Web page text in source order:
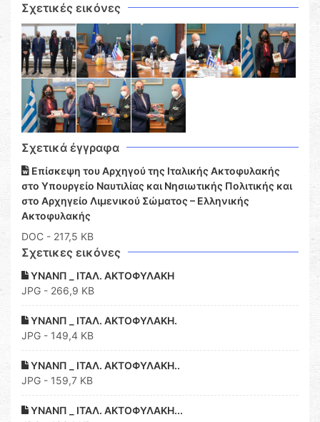
Σχετικές εικόνες
Σχετικά έγγραφα
Επίσκεψη του Αρχηγού της Ιταλικής Ακτοφυλακής
στο Υπουργείο Ναυτιλίας και Νησιωτικής Πολιτικής και
στο Αρχηγείο Λιμενικού Σώματος – Ελληνικής
Ακτοφυλακής
DOC - 217,5 KB
Σχετικες εικόνες
ΥΝΑΝΠ _ ΙΤΑΛ. ΑΚΤΟΦΥΛΑΚΗ
JPG - 266,9 KB
ΥΝΑΝΠ _ ΙΤΑΛ. ΑΚΤΟΦΥΛΑΚΗ.
JPG - 149,4 KB
ΥΝΑΝΠ _ ΙΤΑΛ. ΑΚΤΟΦΥΛΑΚΗ..
JPG - 159,7 KB
ΥΝΑΝΠ _ ΙΤΑΛ. ΑΚΤΟΦΥΛΑΚΗ...